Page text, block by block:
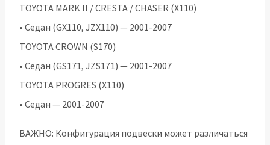
TOYOTA MARK II / CRESTA / CHASER (X110)
• Седан (GX110, JZX110) — 2001-2007
TOYOTA CROWN (S170)
• Седан (GS171, JZS171) — 2001-2007
TOYOTA PROGRES (X110)
• Седан — 2001-2007
ВАЖНО: Конфигурация подвески может различаться